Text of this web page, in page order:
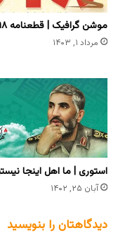
موشن گرافیک | قطعنامه ۵۹۸
مرداد ۱, ۱۴۰۳
استوری | ما اهل اینجا
آبان ۲۵, ۱۴۰۲
دیدگاهتان را بنویسید